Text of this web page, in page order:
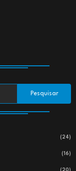
(24)
(16)